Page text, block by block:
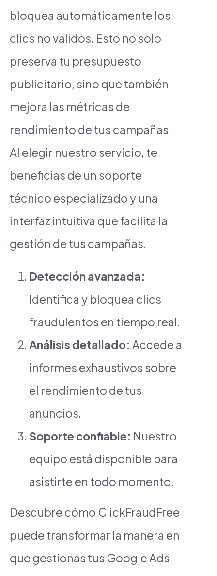
bloquea automáticamente los
clics no válidos. Esto no solo
preserva tu presupuesto
publicitario, sino que también
mejora las métricas de
rendimiento de tus campañas.
Al elegir nuestro servicio, te
beneficias de un soporte
técnico especializado y una
interfaz intuitiva que facilita la
gestión de tus campañas.
Detección avanzada:
Identifica y bloquea clics
fraudulentos en tiempo real.
Análisis detallado: Accede a
informes exhaustivos sobre
el rendimiento de tus
anuncios.
Soporte confiable: Nuestro
equipo está disponible para
asistirte en todo momento.
Descubre cómo ClickFraudFree
puede transformar la manera en
que gestionas tus Google Ads